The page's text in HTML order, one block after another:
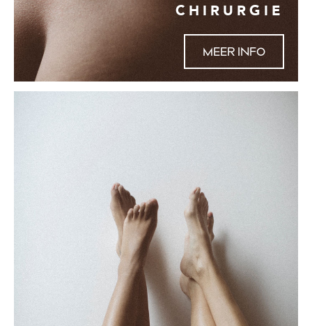
CHIRURGIE
MEER INFO